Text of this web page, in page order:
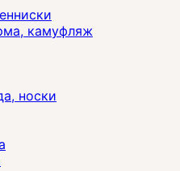
камуфляж
носки